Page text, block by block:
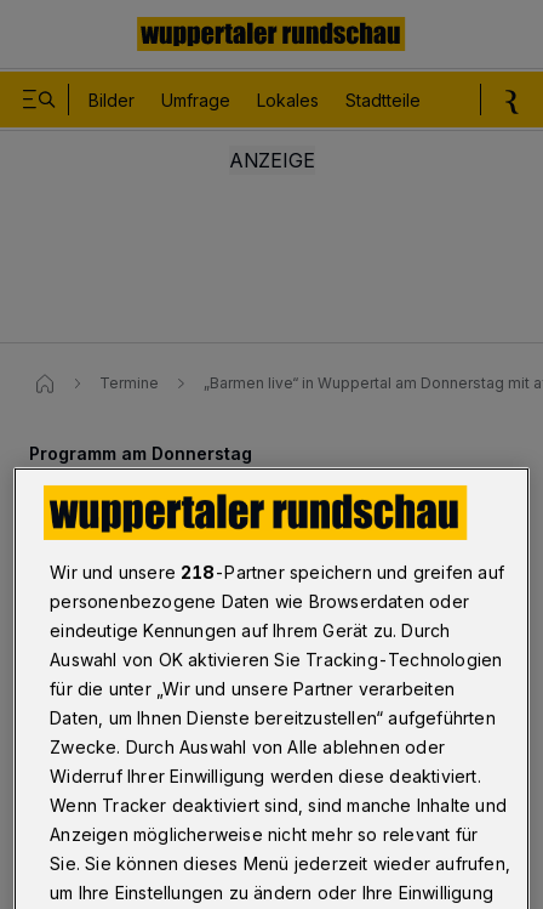
Bilder Umfrage Lokales Stadtteile
Termine „Barmen live“ in Wuppertal am Donnerstag mit
Programm am Donnerstag
„Barmen live“ mit afrikanischen
Klängen
Wuppertal·Im Programm des Stadtfestes „Barmen
live“ sind am Donnerstag (26. Mai 2022) neben
Tanzgruppen und Schlagern auch junge afrikanische
Rhythmuskünstler zu finden. Sie treten ab 18 Uhr auf
der Bühne auf dem Johannes-Rau-Platz vor dem
Rathaus auf.
23.05.2022 , 09:30 Uhr Eine Minute Lesezeit
Wir und unsere 218-Partner speichern und greifen auf
personenbezogene Daten wie Browserdaten oder
eindeutige Kennungen auf Ihrem Gerät zu. Durch
Auswahl von OK aktivieren Sie Tracking-Technologien
für die unter „Wir und unsere Partner verarbeiten
Daten, um Ihnen Dienste bereitzustellen“ aufgeführten
Zwecke. Durch Auswahl von Alle ablehnen oder
Widerruf Ihrer Einwilligung werden diese deaktiviert.
Wenn Tracker deaktiviert sind, sind manche Inhalte und
Anzeigen möglicherweise nicht mehr so relevant für
Sie. Sie können dieses Menü jederzeit wieder aufrufen,
um Ihre Einstellungen zu ändern oder Ihre Einwilligung